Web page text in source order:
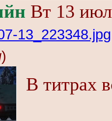
Вт 13
13_223348.jpg
)
В титрах